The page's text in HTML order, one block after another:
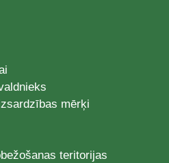
mērķi
teritorijas